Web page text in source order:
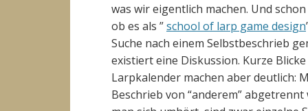
was wir eigentlich machen. Und
ob es als ”school of larp game design
Suche nach einem Selbstbeschrieb
existiert eine Diskussion. Kurze
Larpkalender machen aber deutlich:
Beschrieb von “anderem”